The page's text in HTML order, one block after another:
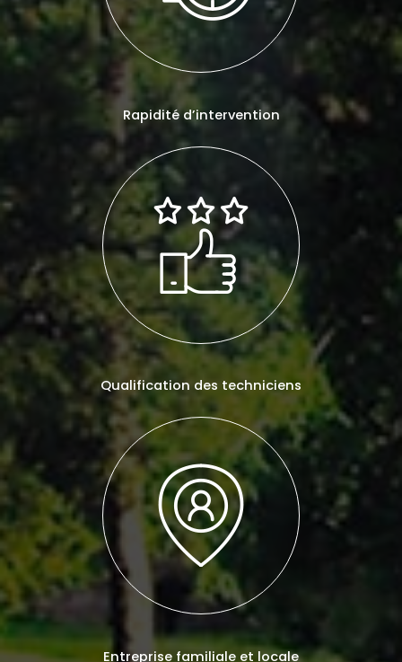
Rapidité d’intervention
Qualification des techniciens
Entreprise familiale et locale